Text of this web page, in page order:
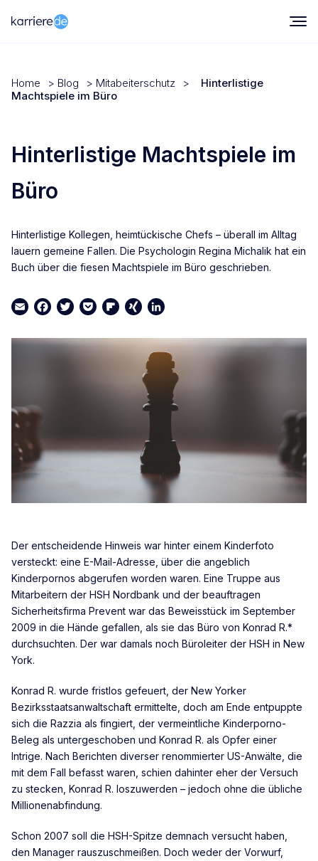
Home > Blog > Mitabeiterschutz >
Hinterlistige
Machtspiele im Büro
Hinterlistige Machtspiele im
Büro
Hinterlistige Kollegen, heimtückische Chefs – überall im Alltag
lauern gemeine Fallen. Die Psychologin Regina Michalik hat ein
Buch über die fiesen Machtspiele im Büro geschrieben.
EmailFacebook
TwitterPocketFlipboard
XINGLinkedIn
Der entscheidende Hinweis war hinter einem Kinderfoto
versteckt: eine E-Mail-Adresse, über die angeblich
Kinderpornos abgerufen worden waren. Eine Truppe aus
Mitarbeitern der HSH Nordbank und der beauftragen
Sicherheitsfirma Prevent war das Beweisstück im September
2009 in die Hände gefallen, als sie das Büro von Konrad R.*
durchsuchten. Der war damals noch Büroleiter der HSH in New
York.
Konrad R. wurde fristlos gefeuert, der New Yorker
Bezirksstaatsanwaltschaft ermittelte, doch am Ende entpuppte
sich die Razzia als fingiert, der vermeintliche Kinderporno-
Beleg als untergeschoben und Konrad R. als Opfer einer
Intrige. Nach Berichten diverser renommierter US-Anwälte, die
mit dem Fall befasst waren, schien dahinter eher der Versuch
zu stecken, Konrad R. loszuwerden – jedoch ohne die übliche
Millionenabfindung.
Schon 2007 soll die HSH-Spitze demnach versucht haben,
den Manager rauszuschmeißen. Doch weder der Vorwurf,